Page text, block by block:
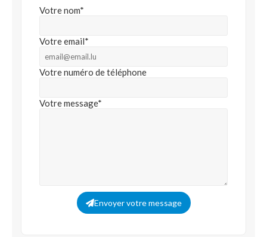
Votre nom*
Votre email*
Votre numéro de téléphone
Votre message*
Envoyer votre message